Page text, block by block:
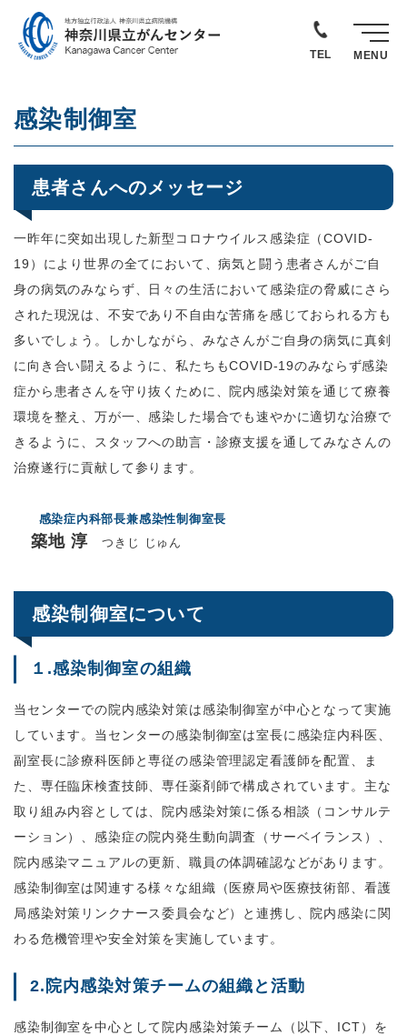
TEL MENU
感染制御室
患者さんへのメッセージ
一昨年に突如出現した新型コロナウイルス感染症（COVID-
19）により世界の全てにおいて、病気と闘う患者さんがご自
身の病気のみならず、日々の生活において感染症の脅威にさら
された現況は、不安であり不自由な苦痛を感じておられる方も
多いでしょう。しかしながら、みなさんがご自身の病気に真剣
に向き合い闘えるように、私たちもCOVID-19のみならず感染
症から患者さんを守り抜くために、院内感染対策を通じて療養
環境を整え、万が一、感染した場合でも速やかに適切な治療で
きるように、スタッフへの助言・診療支援を通してみなさんの
治療遂行に貢献して参ります。
感染症内科部長兼感染性制御室長
築地 淳 つきじ じゅん
感染制御室について
１.感染制御室の組織
当センターでの院内感染対策は感染制御室が中心となって実施
しています。当センターの感染制御室は室長に感染症内科医、
副室長に診療科医師と専従の感染管理認定看護師を配置、ま
た、専任臨床検査技師、専任薬剤師で構成されています。主な
取り組み内容としては、院内感染対策に係る相談（コンサルテ
ーション）、感染症の院内発生動向調査（サーベイランス）、
院内感染マニュアルの更新、職員の体調確認などがあります。
感染制御室は関連する様々な組織（医療局や医療技術部、看護
局感染対策リンクナース委員会など）と連携し、院内感染に関
わる危機管理や安全対策を実施しています。
2.院内感染対策チームの組織と活動
感染制御室を中心として院内感染対策チーム（以下、ICT）を